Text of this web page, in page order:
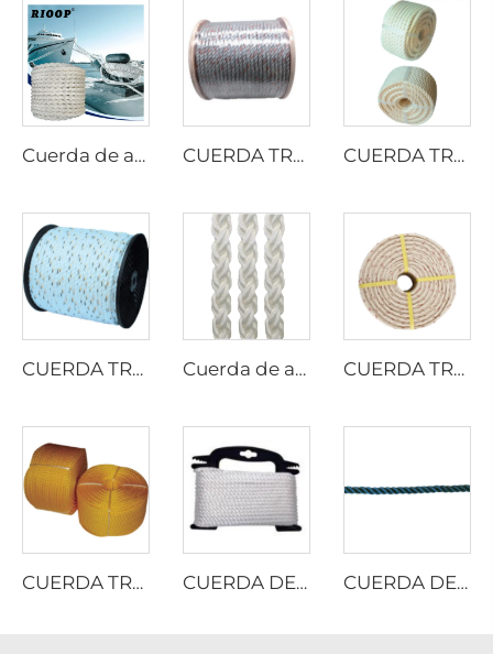
Cuerda de amarre de 8 hilos de poliéster CUERDA TRENZADA DE PP CON PLOMO CUERDA TRENZADA DE ALGODÓN
CUERDA TRENZADA DE PELÍCULA DIVIDIDA DE PP Cuerda de amarre de 8 hilos de multifilamento PP CUERDA TRENZADA DE PP DANLINE
CUERDA TRENZADA DE PE CUERDA DE POLIÉSTER MULTIFILAMENTO RETORCIDA CUERDA DE POLIÉSTER MULTIFILAMENTO RETORCIDA